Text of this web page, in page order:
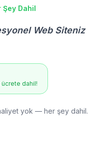
Şey Dahil
Web Siteniz
ücrete dahil!
yok — her şey dahil.